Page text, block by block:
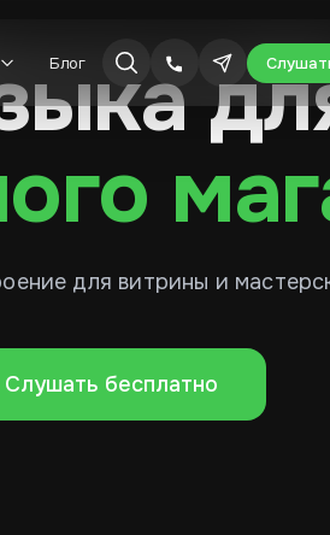
Блог
для витрины и
Слушать бесплатно